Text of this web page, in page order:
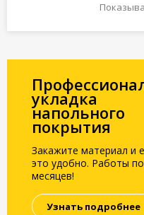
укладка
напольного
покрытия
Закажите материал и
это удобно. Работы
месяцев!
Узнать подробнее